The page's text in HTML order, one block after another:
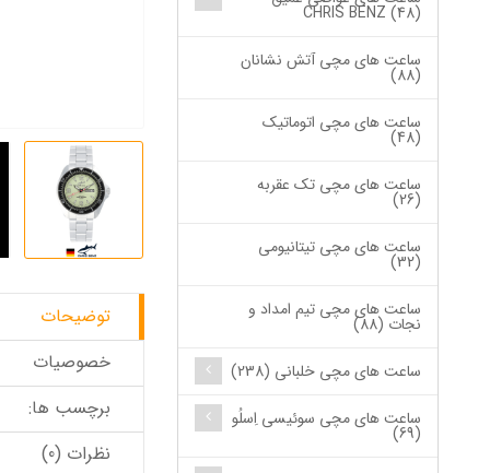
CHRIS BENZ (48)
ساعت های مچی آتش نشانان
(88)
ساعت های مچی اتوماتیک
(48)
ساعت های مچی تک عقربه
(26)
ساعت های مچی تیتانیومی
(32)
ساعت های مچی تیم امداد و
نجات (88)
ساعت های مچی خلبانی (238)
ساعت های مچی سوئیسی اِسلُو
(69)
توضیحات
خصوصیات
برچسب ها:
نظرات (0)